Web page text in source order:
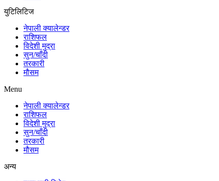
युटिलिटिज
नेपाली क्यालेन्डर
राशिफल
विदेशी मुद्रा
सुन/चाँदी
तरकारी
मौसम
Menu
नेपाली क्यालेन्डर
राशिफल
विदेशी मुद्रा
सुन/चाँदी
तरकारी
मौसम
अन्य